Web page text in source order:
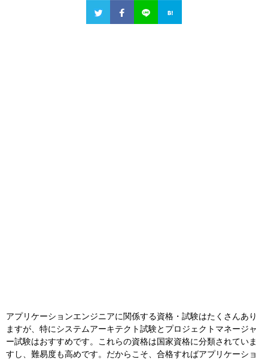
アプリケーションエンジニアに関係する資格・試験はたくさんあり
ますが、特にシステムアーキテクト試験とプロジェクトマネージャ
ー試験はおすすめです。これらの資格は国家資格に分類されていま
すし、難易度も高めです。だからこそ、合格すればアプリケーショ